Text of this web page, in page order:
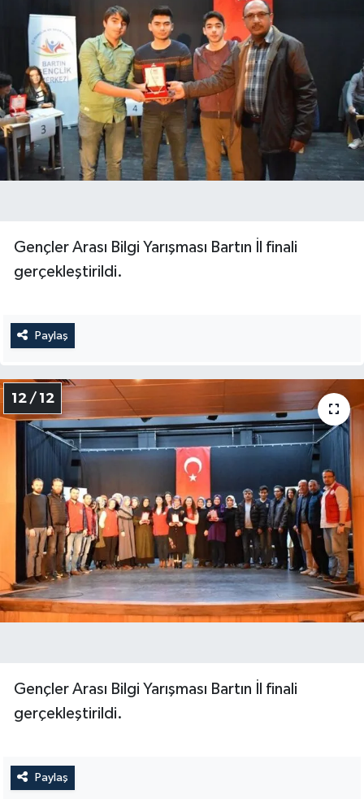
Gençler Arası Bilgi Yarışması Bartın İl finali
gerçekleştirildi.
Paylaş
12 / 12
Gençler Arası Bilgi Yarışması Bartın İl finali
gerçekleştirildi.
Paylaş